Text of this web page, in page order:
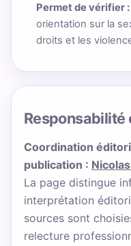
Permet de vérifier :
orientation sur la
droits et les
Responsabilité
Coordination
publication :
La page distingue
interprétation
sources sont
relecture